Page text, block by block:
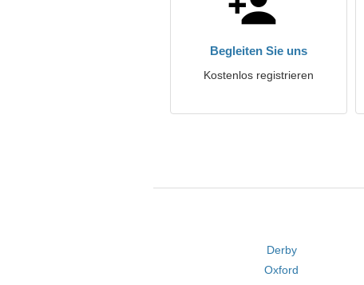
Begleiten Sie uns
Kostenlos registrieren
Derby
Oxford